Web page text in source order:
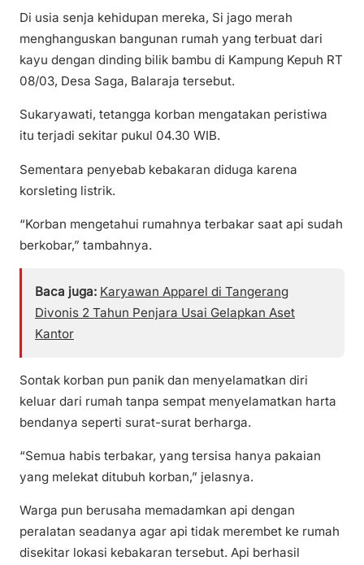
Di usia senja kehidupan mereka, Si jago merah
menghanguskan bangunan rumah yang terbuat dari
kayu dengan dinding bilik bambu di Kampung Kepuh RT
08/03, Desa Saga, Balaraja tersebut.
Sukaryawati, tetangga korban mengatakan peristiwa
itu terjadi sekitar pukul 04.30 WIB.
Sementara penyebab kebakaran diduga karena
korsleting listrik.
“Korban mengetahui rumahnya terbakar saat api sudah
berkobar,” tambahnya.
Baca juga: Karyawan Apparel di Tangerang
Divonis 2 Tahun Penjara Usai Gelapkan Aset
Kantor
Sontak korban pun panik dan menyelamatkan diri
keluar dari rumah tanpa sempat menyelamatkan harta
bendanya seperti surat-surat berharga.
“Semua habis terbakar, yang tersisa hanya pakaian
yang melekat ditubuh korban,” jelasnya.
Warga pun berusaha memadamkan api dengan
peralatan seadanya agar api tidak merembet ke rumah
disekitar lokasi kebakaran tersebut. Api berhasil